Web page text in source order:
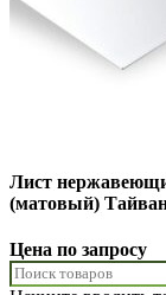
Лист
(матовый)
Цена по запросу